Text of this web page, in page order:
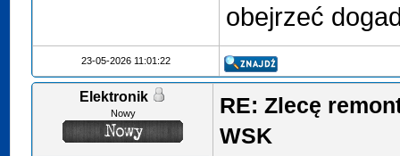
obejrzeć
23-05-2026 11:01:22
Elektronik
Nowy
RE: Zlecę
WSK